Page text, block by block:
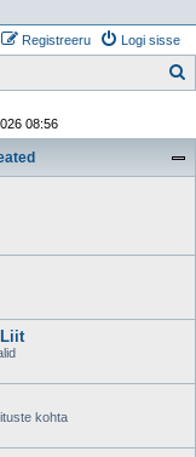
Logi sisse
Registreeru
08:56
kohta